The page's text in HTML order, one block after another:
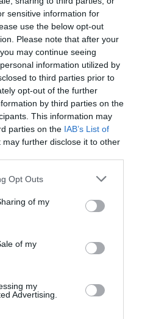
sensitive information for
use the below opt-out
Please note that after your
may continue seeing
information utilized by
to third parties prior to
opt-out of the further
by third parties on the
This information may
parties on the IAB’s List of
may further disclose it to other
Opt Outs
of my
of my
my
Advertising.
CICIR predlaga šest
izgradnjo
stabilnosti«:
točka za stabilnost
morata z dolgoročne
kot
ponovno
napakam, ki vodijo v
»zaustavitev
ter doseči
Tajvana
temelja odnosov
ZDA morajo